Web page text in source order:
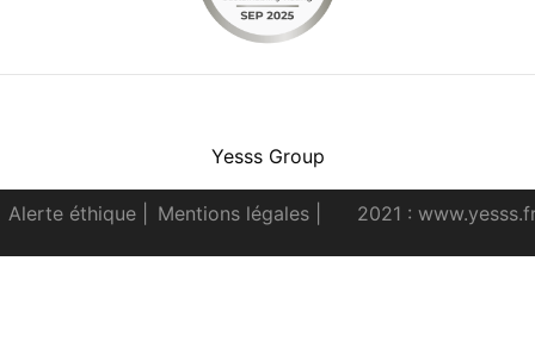
Yesss Group
Alerte éthique Mentions légales 2021 :